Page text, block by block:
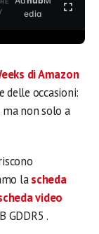
edia
di Amazon
delle occasioni:
non solo a
lascheda
video
GDDR5 .